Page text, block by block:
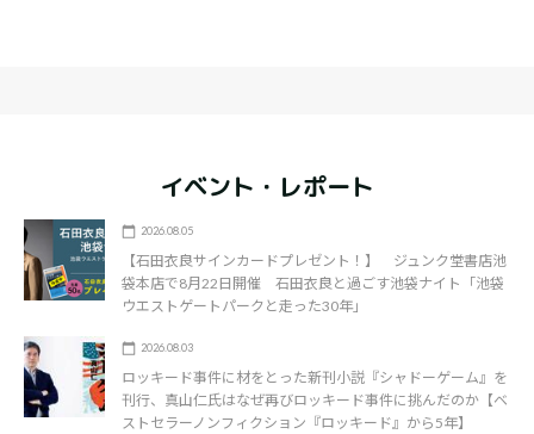
イベント・レポート
2026.08.05
【石田衣良サインカードプレゼント！】 ジュンク堂書店池
袋本店で8月22日開催 石田衣良と過ごす池袋ナイト「池袋
ウエストゲートパークと走った30年」
2026.08.03
ロッキード事件に材をとった新刊小説『シャドーゲーム』を
刊行、真山仁氏はなぜ再びロッキード事件に挑んだのか【ベ
ストセラーノンフィクション『ロッキード』から5年】